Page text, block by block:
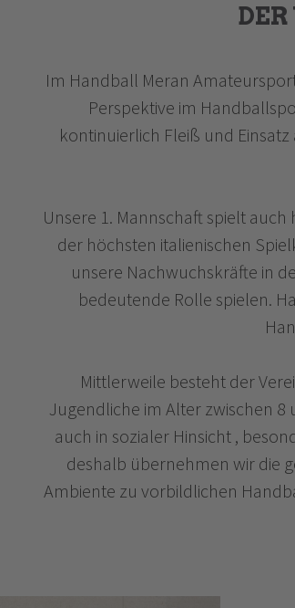
DER
Im Handball Meran
Perspektive im
kontinuierlich Fleiß und
Unsere 1. Mannschaft spielt
der höchsten italienischen
unsere Nachwuchskräfte in
bedeutende Rolle spielen.
Mittlerweile besteht der
Jugendliche im Alter zwischen 8
auch in sozialer Hinsicht ,
deshalb übernehmen wir die
Ambiente zu vorbildlichen